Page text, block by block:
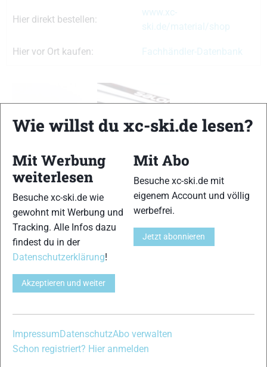
Hier direkt bestellen:
www.xc-
ski.de/material/shop
Hier vor Ort kaufen: Fachhändler-Datenbank
TESTERGEBNIS
Abdruckverhalten 12 von 15
Einschubverhalten 11 von 15
Führung
12 von 15
Handling 12 von 15
Wie willst du xc-ski.de lesen?
Mit Werbung
weiterlesen
Besuche xc-ski.de wie
gewohnt mit Werbung und
Tracking. Alle Infos dazu
findest du in der
Datenschutzerklärung!
Akzeptieren und weiter
Mit Abo
Besuche xc-ski.de mit
eigenem Account und völlig
werbefrei.
Jetzt abonnieren
ImpressumDatenschutzAbo verwalten
Schon registriert? Hier anmelden